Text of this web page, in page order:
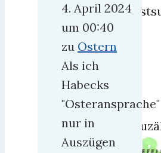
um
paar
4. April 2024
um 00:40
zu Ostern
Als ich
Habecks
"Osteransprache"
nur in
Auszügen